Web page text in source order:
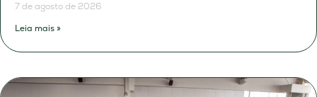
7 de agosto de 2026
Leia mais »